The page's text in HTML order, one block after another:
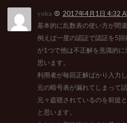
yoka
2017年4月1日 4:32
基本的に乱数表の使い方が間
例えば一度の認証で認証を5
が1つで他は不正解を意識的
思います。
利用者が毎回正解ばかり入力
元の暗号表が漏れてしまって
元々盗聴されているのを前提
と思います。